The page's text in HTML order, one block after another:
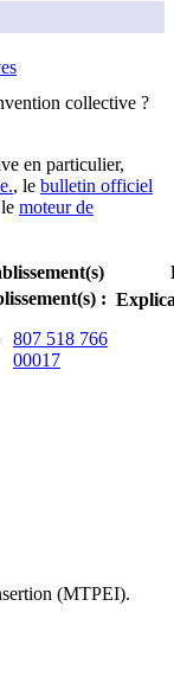
collective ?
en particulier,
, le bulletin officiel
moteur de
:
807 518 766
00017
(MTPEI).